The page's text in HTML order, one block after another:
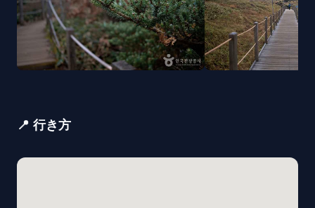
📍 行き方